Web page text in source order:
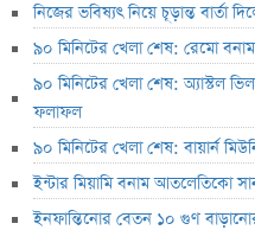
নিজের ভবিষ্যৎ নিয়ে চূড়ান্ত বার্তা
৯০ মিনিটের খেলা শেষ: রেমো
৯০ মিনিটের খেলা শেষ: অ্যাস্টল
ফলাফল
৯০ মিনিটের খেলা শেষ: বায়ার্ন
ইন্টার মিয়ামি বনাম আতলেতিকো
ইনফান্তিনোর বেতন ১০ গুণ